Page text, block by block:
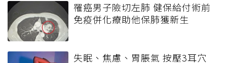
罹癌男子險切左肺 健保給付術前
免疫併化療助他保肺獲新生
失眠、焦慮、胃脹氣 按壓3耳穴